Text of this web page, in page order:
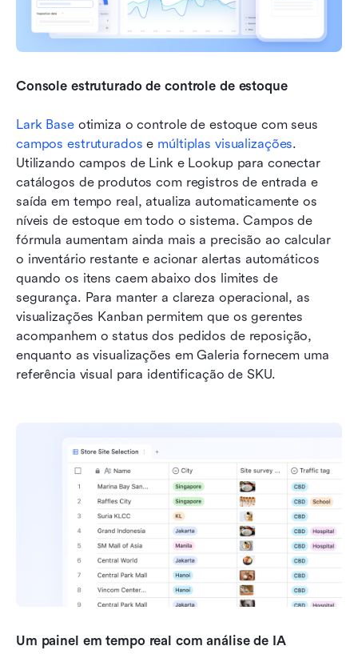
Console estruturado de controle de estoque
Lark Base
campos estruturados e múltiplas visualizações.
Utilizando campos de Link e Lookup para conectar
catálogos de produtos com registros de entrada e
saída em tempo real, atualiza automaticamente os
níveis de estoque em todo o sistema. Campos de
fórmula aumentam ainda mais a precisão ao calcular
o inventário restante e acionar alertas automáticos
quando os itens caem abaixo dos limites de
segurança. Para manter a clareza operacional, as
visualizações Kanban permitem que os gerentes
acompanhem o status dos pedidos de reposição,
enquanto as visualizações em Galeria fornecem uma
referência visual para identificação de SKU.
Um painel em tempo real com análise de IA